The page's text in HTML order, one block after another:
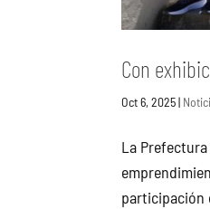
Con
Oct 6, 2025|
La
participación